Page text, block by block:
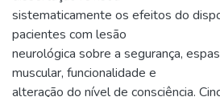
sistematicamente os efeitos do
pacientes com lesão
neurológica sobre a segurança,
muscular, funcionalidade e
alteração do nível de consciência.